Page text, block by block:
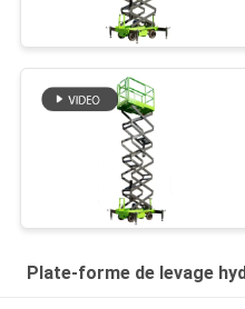
Plate-forme de levage